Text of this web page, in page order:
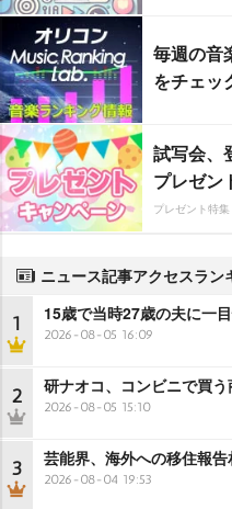
毎週の音
をチェッ
試写会、
プレゼン
プレゼント特集
ニュース記事アクセスラン
1 15歳で当時27歳の夫に一
2026-08-05 16:09
2 研ナオコ、コンビニで買う
2026-08-05 15:10
3 芸能界、海外への移住報告
2026-08-04 19:53